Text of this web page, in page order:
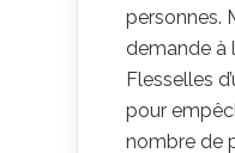
personnes.
demande à
Flesselles
pour
nombre de